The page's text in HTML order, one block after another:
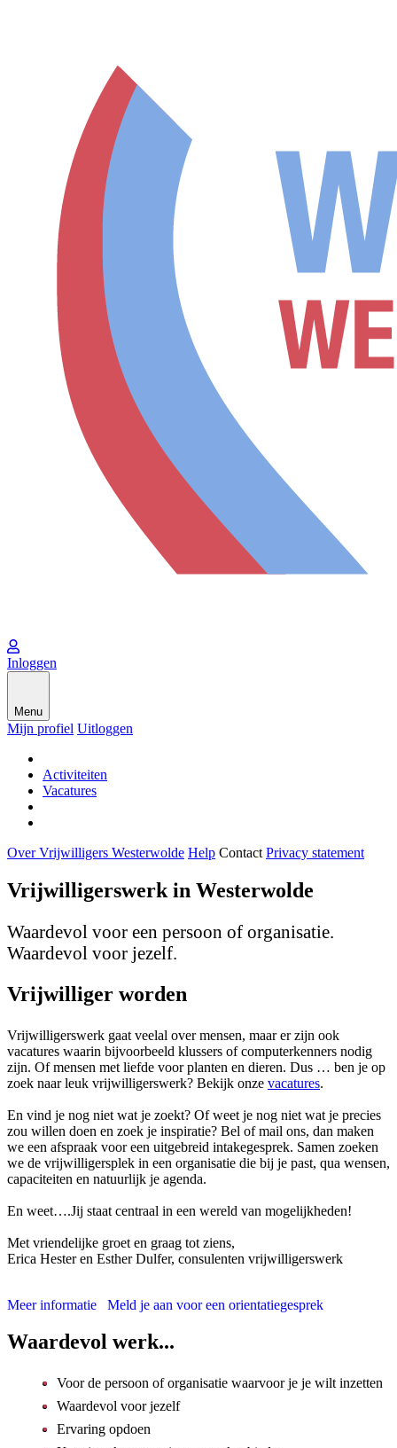
Inloggen
Menu
Mijn profiel Uitloggen
Activiteiten
Vacatures
Over Vrijwilligers Westerwolde Help Contact Privacy statement
Vrijwilligerswerk in Westerwolde
Waardevol voor een persoon of organisatie.
Waardevol voor jezelf.
Vrijwilliger worden
Vrijwilligerswerk gaat veelal over mensen, maar er zijn ook
vacatures waarin bijvoorbeeld klussers of computerkenners nodig
zijn. Of mensen met liefde voor planten en dieren. Dus … ben je op
zoek naar leuk vrijwilligerswerk? Bekijk onze vacatures.
En vind je nog niet wat je zoekt? Of weet je nog niet wat je precies
zou willen doen en zoek je inspiratie? Bel of mail ons, dan maken
we een afspraak voor een uitgebreid intakegesprek. Samen zoeken
we de vrijwilligersplek in een organisatie die bij je past, qua wensen,
capaciteiten en natuurlijk je agenda.
En weet….Jij staat centraal in een wereld van mogelijkheden!
Met vriendelijke groet en graag tot ziens,
Erica Hester en Esther Dulfer, consulenten vrijwilligerswerk
Meer informatie Meld je aan voor een orientatiegesprek
Waardevol werk...
Voor de persoon of organisatie waarvoor je je wilt inzetten
Waardevol voor jezelf
Ervaring opdoen